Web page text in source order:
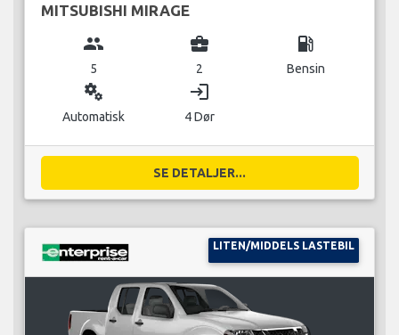
MITSUBISHI MIRAGE
group
5
business_center
2
local_gas_station
Bensin
miscellaneous_services
Automatisk
login
4 Dør
SE DETALJER...
LITEN/MIDDELS LASTEBIL